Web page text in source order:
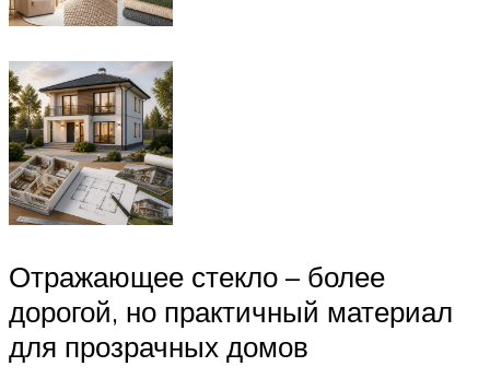
Отражающее стекло – более
дорогой, но практичный материал
для прозрачных домов